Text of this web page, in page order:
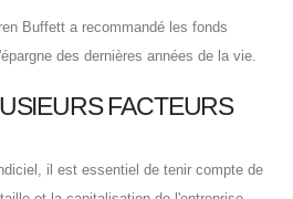
Buffett a recommandé les fonds
des dernières années de la vie.
FACTEURS
il est essentiel de tenir compte de